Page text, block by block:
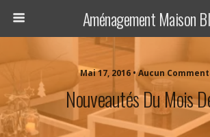
Aménagement Maison
Mai 17, 2016 • Aucun
Nouveautés Du Mois